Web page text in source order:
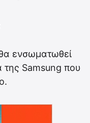
ενσωματωθεί
της Samsung που